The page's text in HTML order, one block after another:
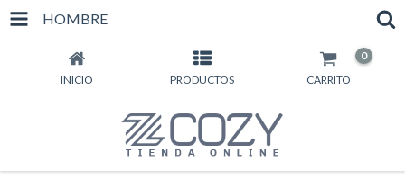
HOMBRE
INICIO PRODUCTOS CARRITO
0